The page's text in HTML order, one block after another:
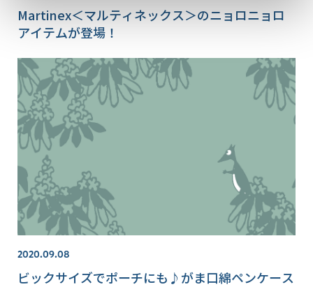
Martinex＜マルティネックス＞のニョロニョロ
アイテムが登場！
2020.09.08
ビックサイズでポーチにも♪がま口綿ペンケース